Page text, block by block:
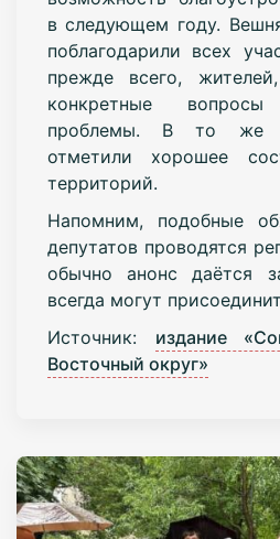
в следующем году.
поблагодарили всех
прежде всего,
конкретные
проблемы. В то же
отметили хорошее
территорий.
Напомним, подобные
депутатов проводятся
обычно анонс даётся
всегда могут
Источник: издание
Восточный округ»